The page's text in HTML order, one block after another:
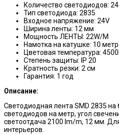
Количество светодиодов:
Тип светодиода: 2835
Входное напряжение: 24V
Ширина ленты: 12 мм
Мощность ЛЕНТЫ: 22W/М
Намотка на катушке: 10
Цветовая температура:
Степень защиты: IP 20
Кратность резки: 2 см
Гарантия: 1 год
Описание:
Светодиодная лента SMD 2835 на
светодиодов на метр, угол
светоотдача 2100 lm/m, 12 мм.
интерьеров.